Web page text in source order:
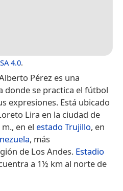
4.0.
Pérez es una
se practica el fútbol
expresiones. Está ubicado
Lira en la ciudad de
en el estado Trujillo, en
, más
de Los Andes. Estadio
a 1½ km al norte de